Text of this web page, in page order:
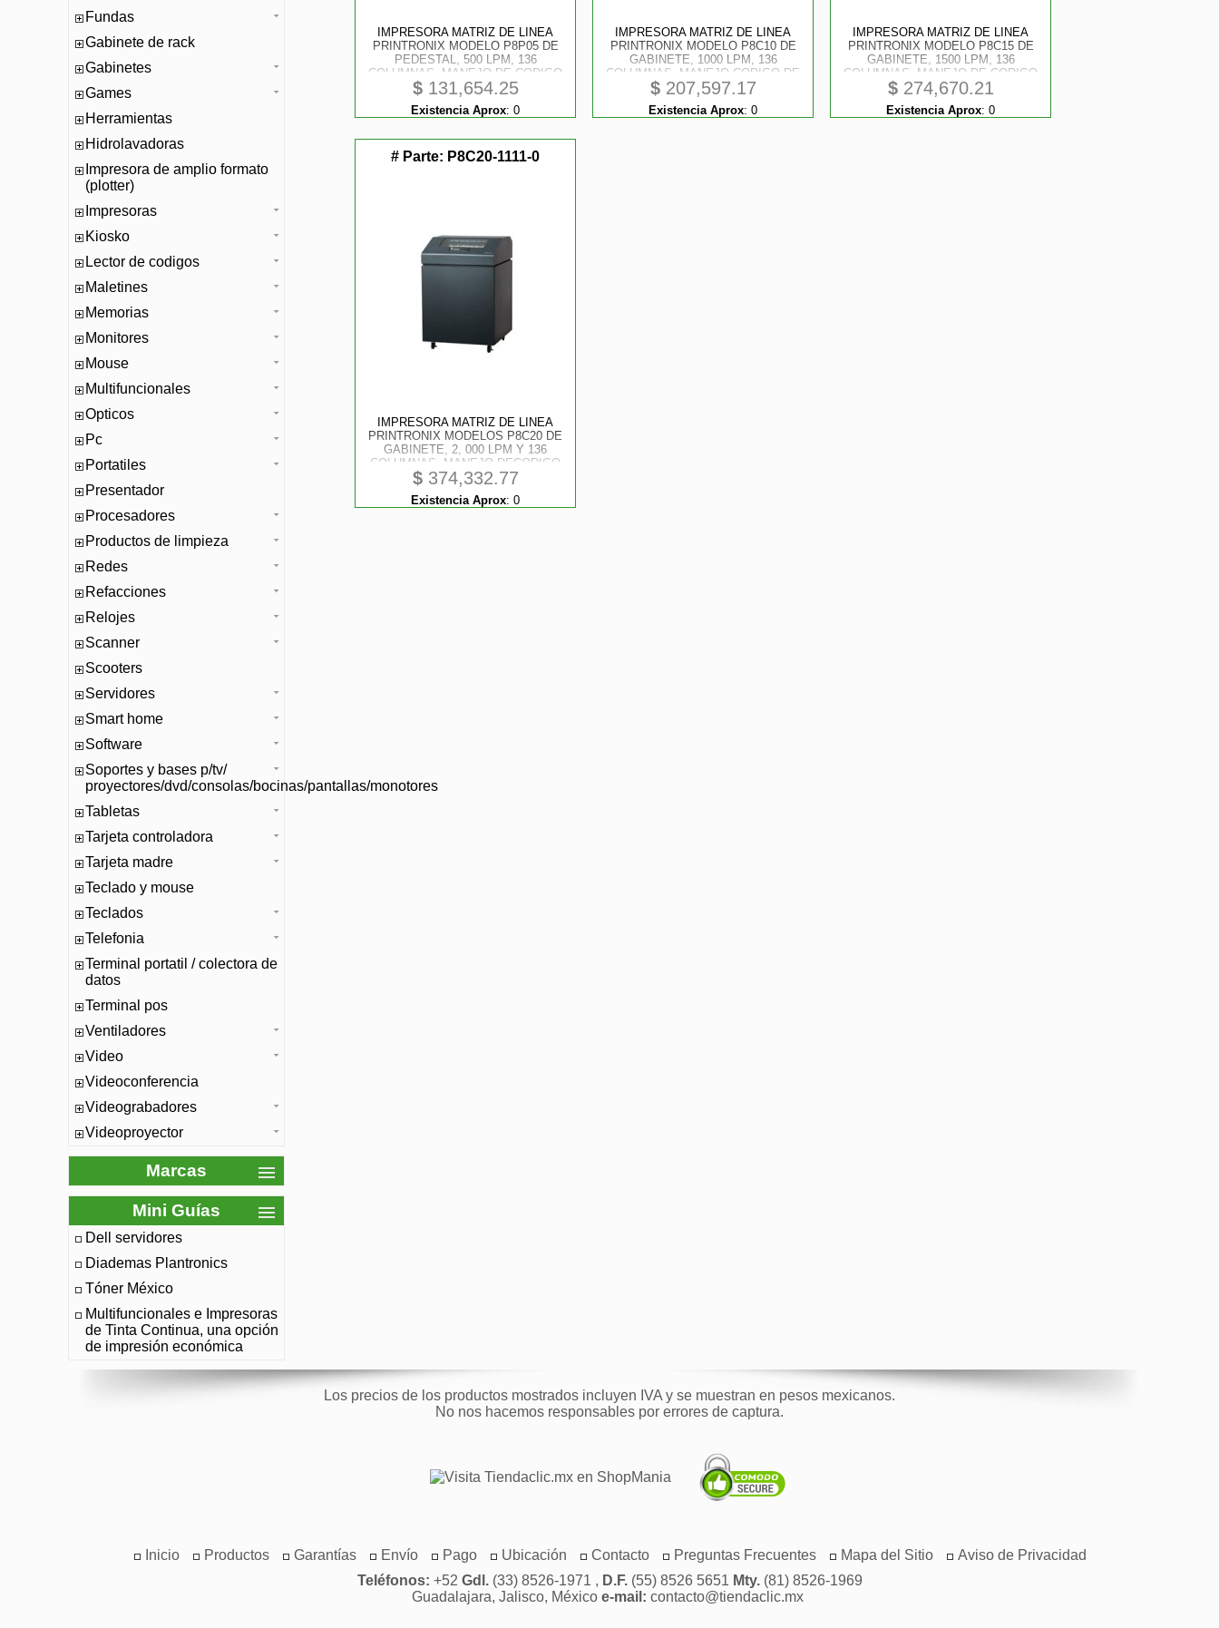
Fundas
Gabinete de rack
Gabinetes
Games
Herramientas
Hidrolavadoras
Impresora de amplio formato
(plotter)
Impresoras
Kiosko
Lector de codigos
Maletines
Memorias
Monitores
Mouse
Multifuncionales
Opticos
Pc
Portatiles
Presentador
Procesadores
Productos de limpieza
Redes
Refacciones
Relojes
Scanner
Scooters
Servidores
Smart home
Software
Soportes y bases p/tv/
proyectores/dvd/consolas/bocinas/pantallas/monotores
Tabletas
Tarjeta controladora
Tarjeta madre
Teclado y mouse
Teclados
Telefonia
Terminal portatil / colectora de
datos
Terminal pos
Ventiladores
Video
Videoconferencia
Videograbadores
Videoproyector
Marcas
Mini Guías
Dell servidores
Diademas Plantronics
Tóner México
Multifuncionales e Impresoras
de Tinta Continua, una opción
de impresión económica
IMPRESORA MATRIZ DE LINEA
PRINTRONIX MODELO P8P05 DE
PEDESTAL, 500 LPM, 136
COLUMNAS, MANEJO DE CODIGO
DE BARRAS, INTERFASE USB,
SERIAL RS-232 Y ETHERNET
$131,654.25
Existencia Aprox: 0
IMPRESORA MATRIZ DE LINEA
PRINTRONIX MODELO P8C10 DE
GABINETE, 1000 LPM, 136
COLUMNAS, MANEJO CODIGO DE
BARRAS, INTERFASE USB,
SERIAL RS-232 Y ETHERNET
$207,597.17
Existencia Aprox: 0
IMPRESORA MATRIZ DE LINEA
PRINTRONIX MODELO P8C15 DE
GABINETE, 1500 LPM, 136
COLUMNAS, MANEJO DE CODIGO
DE BARRAS, INTERFASE USB,
SERIAL RS-232 Y ETHERNET
$274,670.21
Existencia Aprox: 0
# Parte: P8C20-1111-0
IMPRESORA MATRIZ DE LINEA
PRINTRONIX MODELOS P8C20 DE
GABINETE, 2, 000 LPM Y 136
COLUMNAS, MANEJO DECODIGO
DE BARRAS, INTERFASE USB,
SERIAL RS-232 Y ETHERNET
$374,332.77
Existencia Aprox: 0
Los precios de los productos mostrados incluyen IVA y se muestran en pesos mexicanos.
No nos hacemos responsables por errores de captura.
Inicio Productos Garantías Envío Pago Ubicación Contacto Preguntas Frecuentes Mapa del Sitio
Aviso de Privacidad
Teléfonos: +52 Gdl.(33) 8526-1971 , D.F.(55) 8526 5651 Mty.(81) 8526-1969
Guadalajara, Jalisco, México e-mail: contacto@tiendaclic.mx